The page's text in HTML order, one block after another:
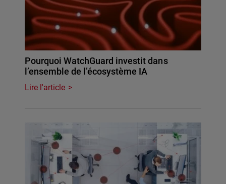
Pourquoi WatchGuard investit dans
l’ensemble de l’écosystème IA
Lire l'article